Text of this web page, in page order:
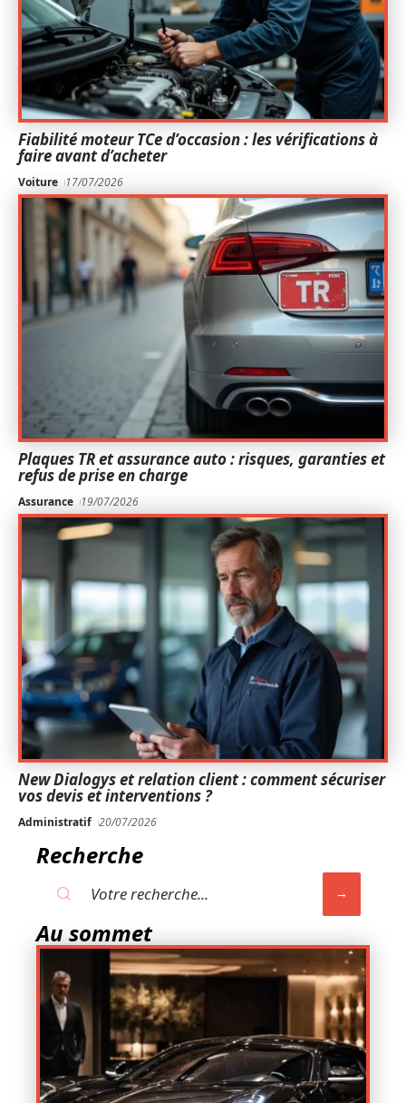
Fiabilité moteur TCe d’occasion : les vérifications à
faire avant d’acheter
Voiture 17/07/2026
Plaques TR et assurance auto : risques, garanties et
refus de prise en charge
Assurance 19/07/2026
New Dialogys et relation client : comment sécuriser
vos devis et interventions ?
Administratif 20/07/2026
Recherche
Au sommet